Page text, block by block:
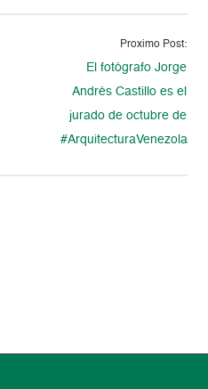
Proximo Post:
El fotógrafo Jorge
Andrés Castillo es el
jurado de octubre de